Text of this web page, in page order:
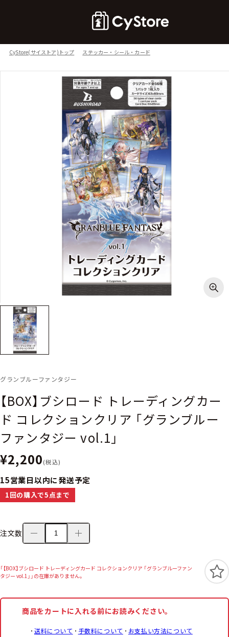
CyStore(サイストア)トップ ステッカー・シール・カード
グランブルーファンタジー
【BOX】ブシロード トレーディングカー
ド コレクションクリア 「グランブルー
ファンタジー vol.1」
¥2,200(税込)
15営業日以内に発送予定
1回の購入で5点まで
注文数
「【BOX】ブシロード トレーディングカード コレクションクリア 「グランブルーファン
タジー vol.1」」の在庫がありません。
商品をカートに入れる前にお読みください。
送料について 手数料について
お支払い方法について